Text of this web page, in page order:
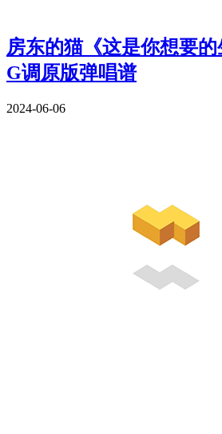
房东的猫《这是你想要的
G调原版弹唱谱
2024-06-06